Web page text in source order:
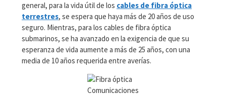
general, para la vida útil de los cables de fibra óptica
terrestres, se espera que haya más de 20 años de uso
seguro. Mientras, para los cables de fibra óptica
submarinos, se ha avanzado en la exigencia de que su
esperanza de vida aumente a más de 25 años, con una
media de 10 años requerida entre averías.
Comunicaciones